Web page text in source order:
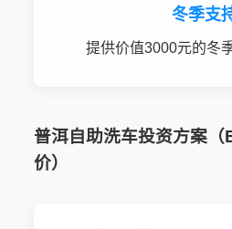
冬季支
提供价值3000元的冬
普洱自助洗车投资方案
价）